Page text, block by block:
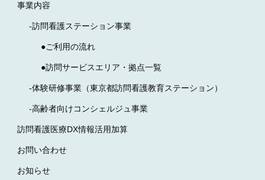
事業内容
-訪問看護ステーション事業
●ご利用の流れ
●訪問サービスエリア・拠点一覧
-体験研修事業（東京都訪問看護教育ステーション）
-高齢者向けコンシェルジュ事業
訪問看護医療DX情報活用加算
お問い合わせ
お知らせ